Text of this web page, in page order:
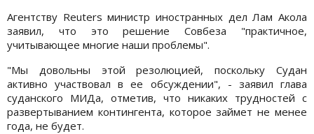
Агентству Reuters министр иностранных дел Лам Акола
заявил, что это решение Совбеза "практичное,
учитывающее многие наши проблемы".
"Мы довольны этой резолюцией, поскольку Судан
активно участвовал в ее обсуждении", - заявил глава
суданского МИДа, отметив, что никаких трудностей с
развертыванием контингента, которое займет не менее
года, не будет.